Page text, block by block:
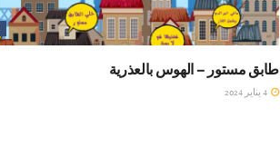
طابق مستور – الهوس بالعذرية